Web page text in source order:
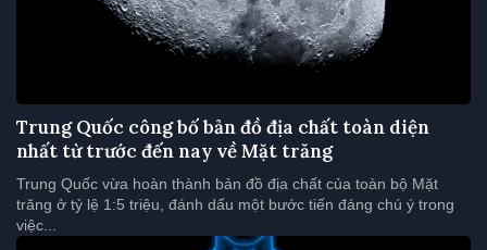
Trung Quốc công bố bản đồ địa chất toàn diện
nhất từ trước đến nay về Mặt trăng
Trung Quốc vừa hoàn thành bản đồ địa chất của toàn bộ Mặt
trăng ở tỷ lệ 1:5 triệu, đánh dấu một bước tiến đáng chú ý trong
việc...